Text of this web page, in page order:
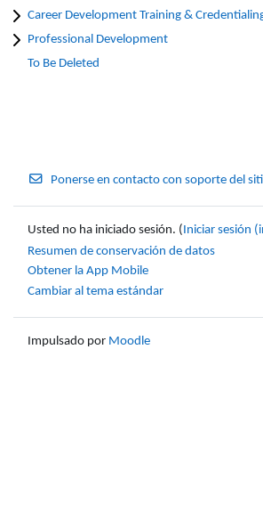
Career Development Training &
Professional Development
To Be Deleted
Ponerse en contacto con soporte del
Usted no ha iniciado sesión. (Iniciar sesión
Resumen de conservación de datos
Obtener la App Mobile
Cambiar al tema estándar
Impulsado por Moodle